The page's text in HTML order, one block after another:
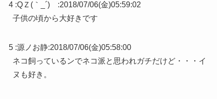
4 :QＺ(｀_´)ゞ :2018/07/06(金)05:59:02
子供の頃から大好きです
5 :源ノお静:2018/07/06(金)05:58:00
ネコ飼っているンでネコ派と思われガチだけど・・・イ
ヌも好き。